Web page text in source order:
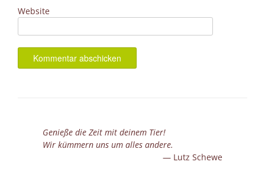
Website
Genieße die Zeit mit deinem Tier!
Wir kümmern uns um alles andere.
Lutz Schewe